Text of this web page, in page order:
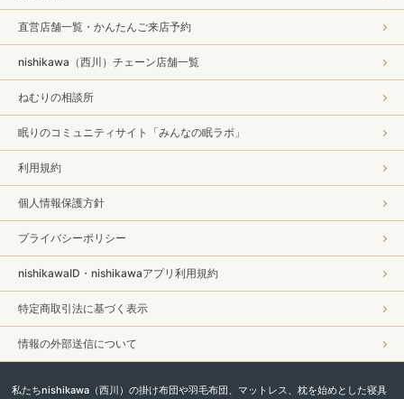
直営店舗一覧・かんたんご来店予約
nishikawa（西川）チェーン店舗一覧
ねむりの相談所
眠りのコミュニティサイト「みんなの眠ラボ」
利用規約
個人情報保護方針
プライバシーポリシー
nishikawaID・nishikawaアプリ利用規約
特定商取引法に基づく表示
情報の外部送信について
私たちnishikawa（西川）の掛け布団や羽毛布団、マットレス、枕を始めとした寝具